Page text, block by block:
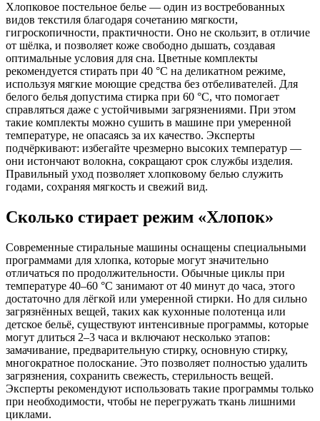
Хлопковое постельное белье — один из востребованных
видов текстиля благодаря сочетанию мягкости,
гигроскопичности, практичности. Оно не скользит, в отличие
от шёлка, и позволяет коже свободно дышать, создавая
оптимальные условия для сна. Цветные комплекты
рекомендуется стирать при 40 °С на деликатном режиме,
используя мягкие моющие средства без отбеливателей. Для
белого белья допустима стирка при 60 °С, что помогает
справляться даже с устойчивыми загрязнениями. При этом
такие комплекты можно сушить в машине при умеренной
температуре, не опасаясь за их качество. Эксперты
подчёркивают: избегайте чрезмерно высоких температур —
они истончают волокна, сокращают срок службы изделия.
Правильный уход позволяет хлопковому белью служить
годами, сохраняя мягкость и свежий вид.
Сколько стирает режим «Хлопок»
Современные стиральные машины оснащены специальными
программами для хлопка, которые могут значительно
отличаться по продолжительности. Обычные циклы при
температуре 40–60 °С занимают от 40 минут до часа, этого
достаточно для лёгкой или умеренной стирки. Но для сильно
загрязнённых вещей, таких как кухонные полотенца или
детское бельё, существуют интенсивные программы, которые
могут длиться 2–3 часа и включают несколько этапов:
замачивание, предварительную стирку, основную стирку,
многократное полоскание. Это позволяет полностью удалить
загрязнения, сохранить свежесть, стерильность вещей.
Эксперты рекомендуют использовать такие программы только
при необходимости, чтобы не перегружать ткань лишними
циклами.